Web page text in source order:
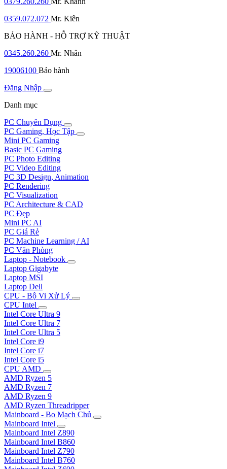
0359.072.072 Mr. Kiên
BẢO HÀNH - HỖ TRỢ KỸ THUẬT
0345.260.260 Mr. Nhân
19006100 Bảo hành
Đăng Nhập
Danh mục
PC Chuyên Dụng
PC Gaming, Học Tập
Mini PC Gaming
Basic PC Gaming
PC Photo Editing
PC Video Editing
PC 3D Design, Animation
PC Rendering
PC Visualization
PC Architecture & CAD
PC Đẹp
Mini PC AI
PC Giá Rẻ
PC Machine Learning / AI
PC Văn Phòng
Laptop - Notebook
Laptop Gigabyte
Laptop MSI
Laptop Dell
CPU - Bộ Vi Xử Lý
CPU Intel
Intel Core Ultra 9
Intel Core Ultra 7
Intel Core Ultra 5
Intel Core i9
Intel Core i7
Intel Core i5
CPU AMD
AMD Ryzen 5
AMD Ryzen 7
AMD Ryzen 9
AMD Ryzen Threadripper
Mainboard - Bo Mạch Chủ
Mainboard Intel
Mainboard Intel Z890
Mainboard Intel B860
Mainboard Intel Z790
Mainboard Intel B760